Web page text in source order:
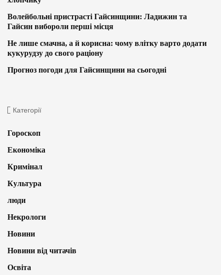
Волейбольні пристрасті Гайсинщини: Ладижин та
Гайсин вибороли перші місця
Не лише смачна, а й корисна: чому влітку варто додати
кукурудзу до свого раціону
Прогноз погоди для Гайсинщини на сьогодні
Категорії
Гороскоп
Економіка
Кримінал
Культура
люди
Некрологи
Новини
Новини від читачів
Освіта